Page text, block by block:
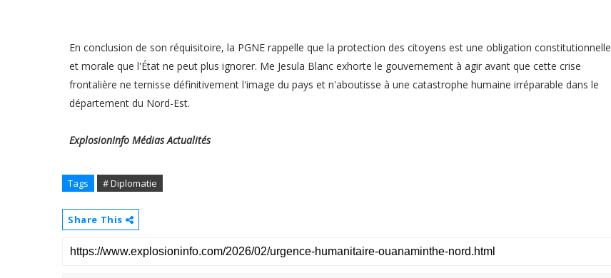
En conclusion de son réquisitoire, la PGNE rappelle que la protection des citoyens est une obligation constitutionnelle
et morale que l'État ne peut plus ignorer. Me Jesula Blanc exhorte le gouvernement à agir avant que cette crise
frontalière ne ternisse définitivement l'image du pays et n'aboutisse à une catastrophe humaine irréparable dans le
département du Nord-Est.
ExplosionInfo Médias Actualités
Tags # Diplomatie
Share This